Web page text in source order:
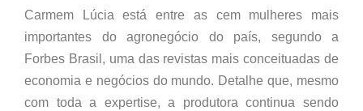
Carmem Lúcia está entre as cem mulheres mais
importantes do agronegócio do país, segundo a
Forbes Brasil, uma das revistas mais conceituadas de
economia e negócios do mundo. Detalhe que, mesmo
com toda a expertise, a produtora continua sendo